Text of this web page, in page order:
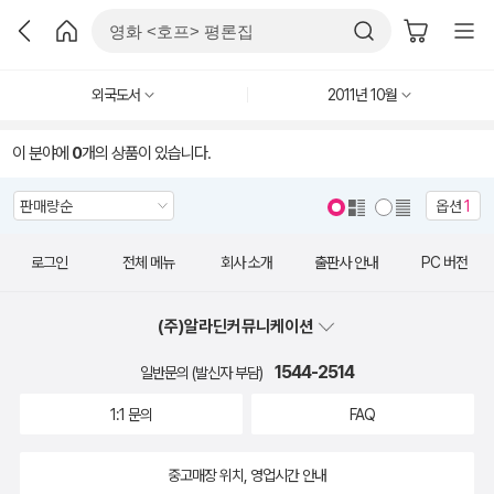
외국도서 2011년 10월
이 분야에 0개의 상품이 있습니다.
옵션1
로그인 전체 메뉴 회사 소개 출판사 안내 PC 버전
(주)알라딘커뮤니케이션
일반문의 (발신자 부담) 1544-2514
1:1 문의 FAQ
중고매장 위치, 영업시간 안내